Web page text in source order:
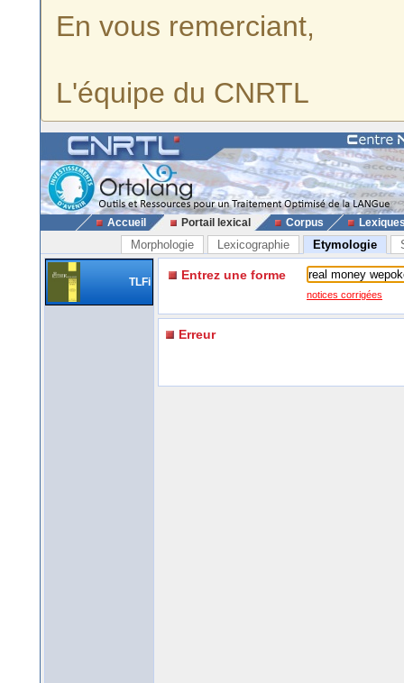
En vous remerciant,
L'équipe du CNRTL
Accueil Portail lexical Corpus
Morphologie Lexicographie Etymologie
TLFi Entrez une forme
notices corrigées
Erreur